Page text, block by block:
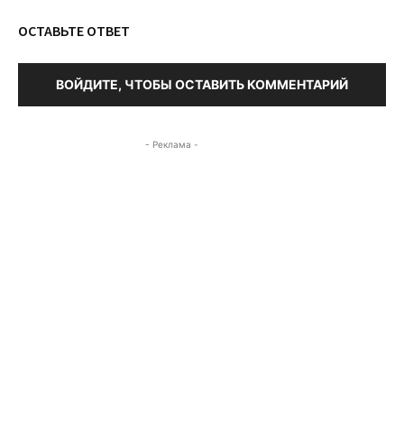
ОСТАВЬТЕ ОТВЕТ
ВОЙДИТЕ, ЧТОБЫ ОСТАВИТЬ КОММЕНТАРИЙ
- Реклама -